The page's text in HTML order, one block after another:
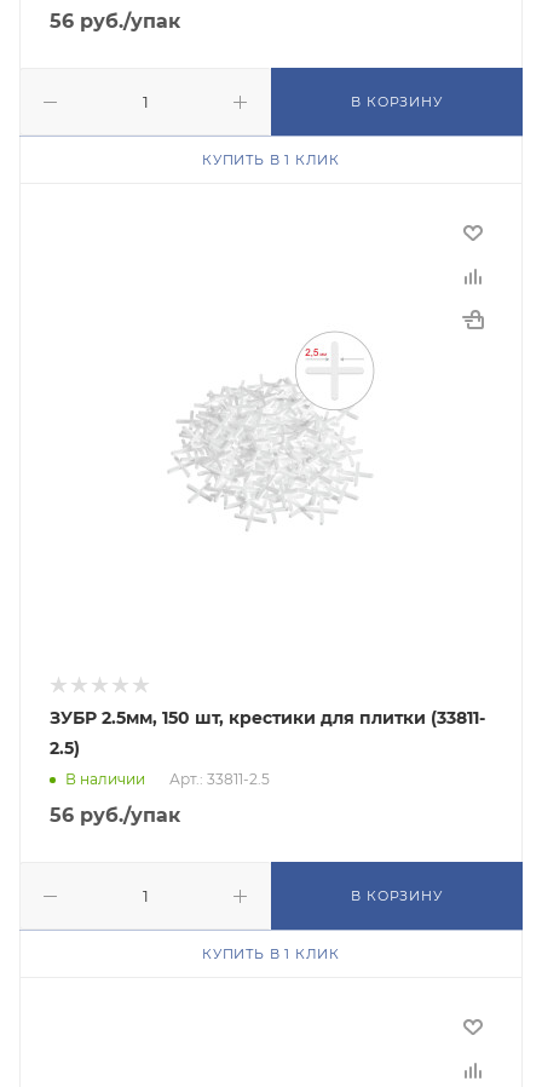
56 руб./упак
В КОРЗИНУ
КУПИТЬ В 1 КЛИК
ЗУБР 2.5мм, 150 шт, крестики для плитки (33811-
2.5)
В наличии Арт.: 33811-2.5
56 руб./упак
В КОРЗИНУ
КУПИТЬ В 1 КЛИК